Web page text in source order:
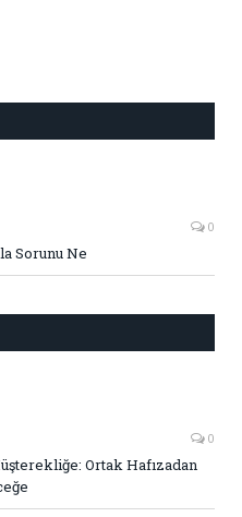
0
Sorunu Ne
0
Ortak Hafızadan